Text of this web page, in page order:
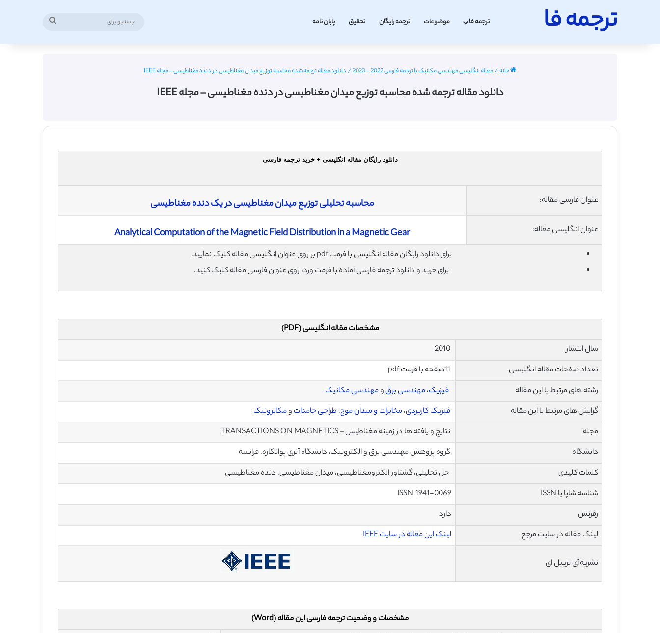
ترجمه فا ترجمه فا موضوعات ترجمه رایگان تحقیق پایان نامه
خانه/مقاله انگلیسی مهندسی مکانیک با ترجمه فارسی 2022 - 2023 / دانلود مقاله ترجمه شده محاسبه توزیع میدان مغناطیسی در دنده مغناطیسی – مجله IEEE
دانلود مقاله ترجمه شده محاسبه توزیع میدان مغناطیسی در دنده مغناطیسی – مجله IEEE
دانلود رایگان مقاله انگلیسی + خرید ترجمه فارسی
عنوان فارسی مقاله: محاسبه تحلیلی توزیع میدان مغناطیسی در یک دنده مغناطیسی
عنوان انگلیسی مقاله: Analytical Computation of the Magnetic Field Distribution in a Magnetic Gear
برای دانلود رایگان مقاله انگلیسی با فرمت pdf بر روی عنوان انگلیسی مقاله کلیک نمایید.
برای خرید و دانلود ترجمه فارسی آماده با فرمت ورد، روی عنوان فارسی مقاله کلیک کنید.
مشخصات مقاله انگلیسی (PDF)
سال انتشار
تعداد صفحات مقاله انگلیسی
رشته های مرتبط با این مقاله
فیزیک،مهندسی برقومهندسی مکانیک
گرایش های مرتبط با این مقاله
فیزیک کاربردی،مخابرات و میدان موج، طراحی جامدات ومکاترونیک
مجله
نتایج و یافته ها در زمینه مغناطیس – TRANSACTIONS ON MAGNETICS
دانشگاه
گروه پژوهش مهندسی برق و الکترونیک، دانشگاه آنری پوانکاره، فرانسه
کلمات کلیدی
حل تحلیلی، گشتاور الکترومغناطیسی، میدان مغناطیسی، دنده مغناطیسی
شناسه شاپا یا ISSN
ISSN 1941-0069
رفرنس
دارد
لینک مقاله در سایت مرجع
لینک این مقاله در سایت IEEE
نشریه آی تریپل ای
مشخصات و وضعیت ترجمه فارسی این مقاله (Word)